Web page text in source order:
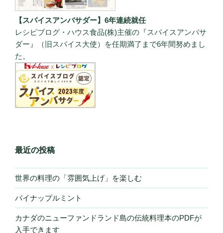
【スパイスアンバサダー】6年連続就任
レシピブログ・ハウス食品(株)主催の『スパイスアンバサ
ダー』（旧スパイス大使）を任期満了まで6年間努めまし
た。
最近の投稿
世界の料理の「雰囲気上げ」を楽しむ
パイナップルミント
カナダのニューファンドランド島の伝統料理本のPDFが
入手できます